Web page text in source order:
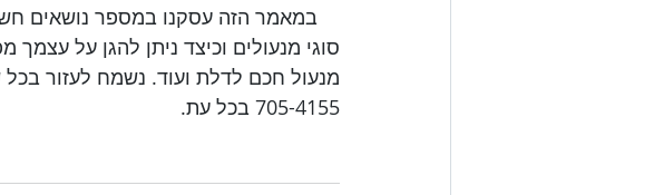
במאמר הזה עסקנו במספר נושאים
סוגי מנעולים וכיצד ניתן להגן על